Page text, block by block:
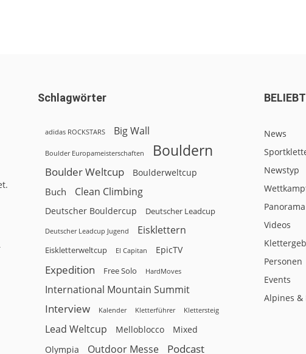
Schlagwörter
adidas ROCKSTARS Big Wall
Boulder Europameisterschaften Bouldern
Boulder Weltcup Boulderweltcup
Buch Clean Climbing
Deutscher Bouldercup Deutscher Leadcup
Deutscher Leadcup Jugend Eisklettern
Eiskletterweltcup El Capitan EpicTV
Expedition Free Solo HardMoves
International Mountain Summit
Interview Kalender Kletterführer Klettersteig
Lead Weltcup Melloblocco Mixed
Olympia Outdoor Messe Podcast
News
Newstyp
Panorama
Videos
Personen
Events
Alpines &